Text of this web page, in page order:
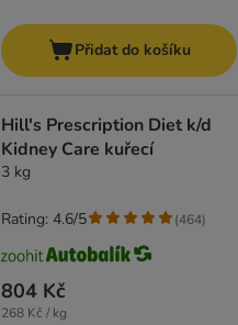
Přidat do košíku
Hill's Prescription Diet k/d
Kidney Care kuřecí
3 kg
804 Kč
268 Kč / kg
Rating: 4.6/5 (464)